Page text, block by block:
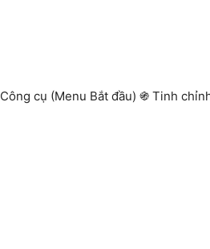
Công cụ (Menu Bắt đầu) ֍ Tinh